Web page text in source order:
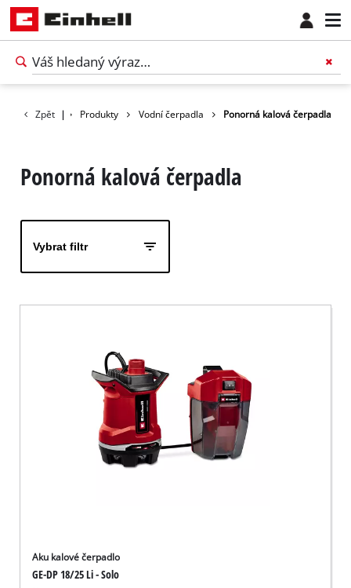
Zpět | Produkty Vodní čerpadla Ponorná kalová čerpadla
Ponorná kalová čerpadla
Vybrat filtr
Aku kalové čerpadlo
GE-DP 18/25 Li - Solo